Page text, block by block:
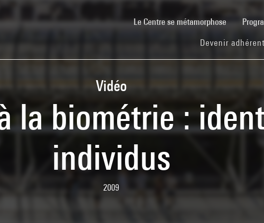
Le Centre se métamorphose(current)
Devenir
Vidéo
la biométrie :
individus
2009